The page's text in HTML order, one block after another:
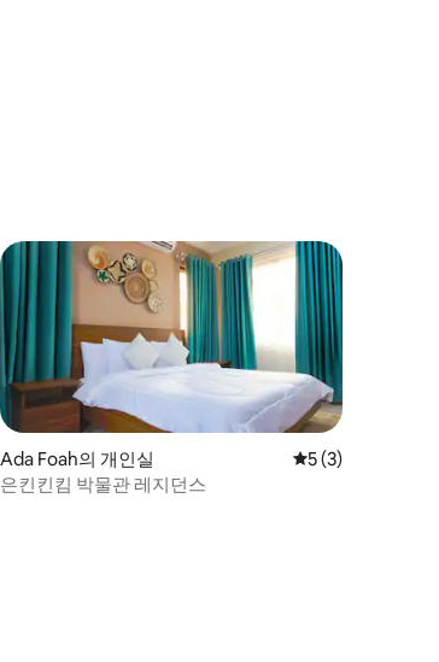
Ada Foah의 개인실 평점 5점(5점 만점
5 (3)
은킨킨킴 박물관 레지던스